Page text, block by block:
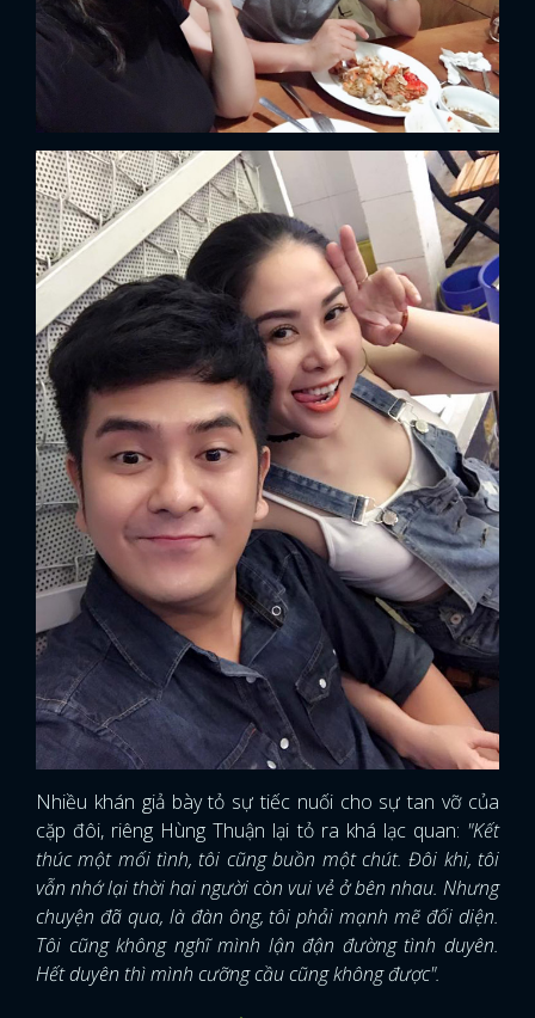
Nhiều khán giả bày tỏ sự tiếc nuối cho sự tan vỡ của
cặp đôi, riêng Hùng Thuận lại tỏ ra khá lạc quan: "Kết
thúc một mối tình, tôi cũng buồn một chút. Đôi khi, tôi
vẫn nhớ lại thời hai người còn vui vẻ ở bên nhau. Nhưng
chuyện đã qua, là đàn ông, tôi phải mạnh mẽ đối diện.
Tôi cũng không nghĩ mình lận đận đường tình duyên.
Hết duyên thì mình cưỡng cầu cũng không được".